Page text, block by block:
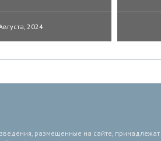
2024
размещенные на сайте, принадлежат